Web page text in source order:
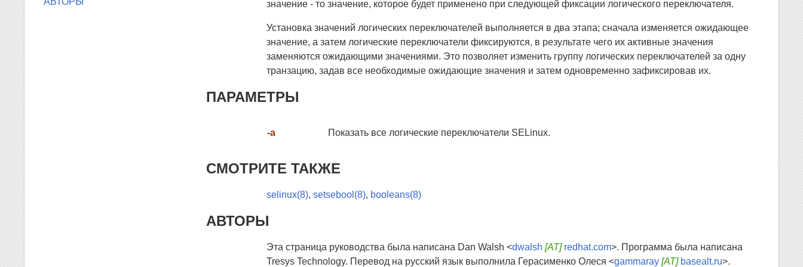
значение - то значение, которое будет применено при следующей фиксации логического переключателя.
Установка значений логических переключателей выполняется в два этапа; сначала изменяется ожидающее
значение, а затем логические переключатели фиксируются, в результате чего их активные значения
заменяются ожидающими значениями. Это позволяет изменить группу логических переключателей за одну
транзацию, задав все необходимые ожидающие значения и затем одновременно зафиксировав их.
ПАРАМЕТРЫ
-a Показать все логические переключатели SELinux.
СМОТРИТЕ ТАКЖЕ
selinux(8),setsebool(8), booleans(8)
АВТОРЫ
Эта страница руководства была написана Dan Walsh <dwalsh[AT]redhat.com>. Программа была написана
Tresys Technology. Перевод на русский язык выполнила Герасименко Олеся <gammaray[AT]basealt.ru>.